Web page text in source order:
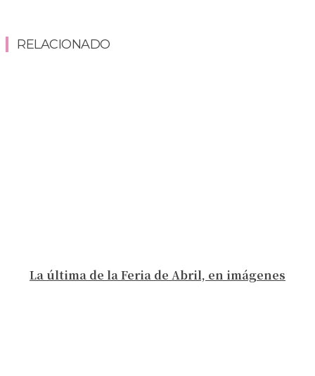
RELACIONADO
La última de la Feria de Abril, en imágenes